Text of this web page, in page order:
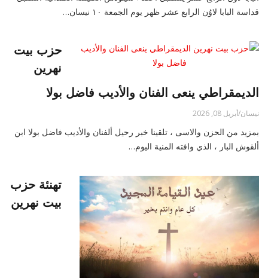
قداسة البابا لاوُن الرابع عشر ظهر يوم الجمعة ١٠ نيسان…
حزب بيت
نهرين
الديمقراطي ينعى الفنان والأديب فاضل بولا
نيسان/أبريل 08, 2026
بمزيد من الحزن والاسى ، تلقينا خبر رحيل ألفنان والأديب فاضل بولا ابن
ألقوش البار ، الذي وافته المنية اليوم…
تهنئة حزب
بيت نهرين